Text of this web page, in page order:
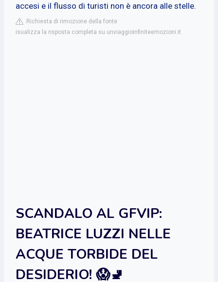
accesi e il flusso di turisti non è ancora alle stelle.
Richiesta di rimozione della fonte
isualizza la risposta completa su unviaggioinfiniteemozioni.it
SCANDALO AL GFVIP:
BEATRICE LUZZI NELLE
ACQUE TORBIDE DEL
DESIDERIO! 😱🚽